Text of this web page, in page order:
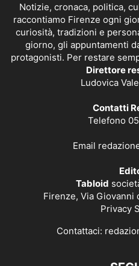
Notizie, cronaca, politica,
raccontiamo Firenze ogni
curiosità, tradizioni e
giorno, gli appuntamenti
protagonisti. Per restare
Direttore
Ludovica
Contatti
Telefono
Email
Tabloid
Firenze, Via Giovanni
Privacy
Contattaci: